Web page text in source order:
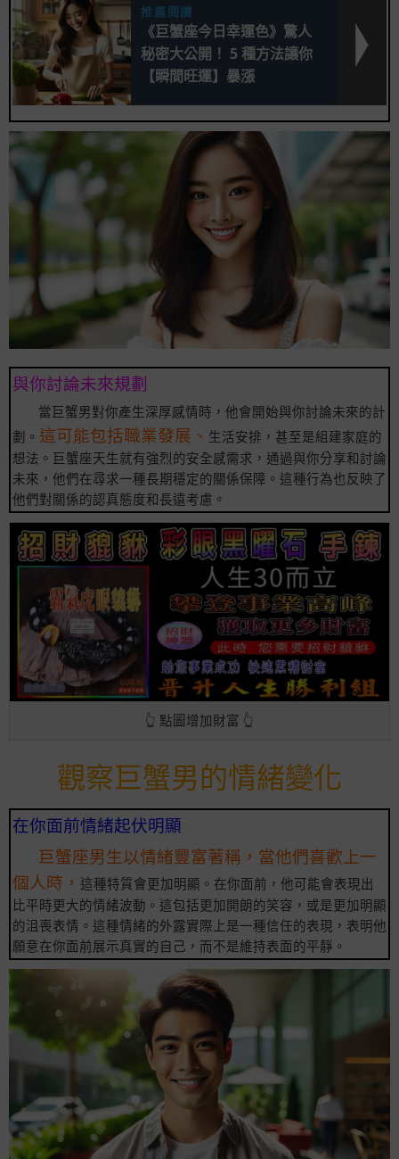
推薦閱讀
《巨蟹座今日幸運色》驚人
秘密大公開！ 5 種方法讓你
【瞬間旺運】暴漲
與你討論未來規劃
當巨蟹男對你產生深厚感情時，他會開始與你討論未來的計
劃。 這可能包括職業發展、 生活安排，甚至是組建家庭的
想法。巨蟹座天生就有強烈的安全感需求，通過與你分享和討論
未來，他們在尋求一種長期穩定的關係保障。這種行為也反映了
他們對關係的認真態度和長遠考慮。
👆 點圖增加財富 👆
觀察巨蟹男的情緒變化
在你面前情緒起伏明顯
巨蟹座男生以情緒豐富著稱，當他們喜歡上一
個人時， 這種特質會更加明顯。在你面前，他可能會表現出
比平時更大的情緒波動。這包括更加開朗的笑容，或是更加明顯
的沮喪表情。這種情緒的外露實際上是一種信任的表現，表明他
願意在你面前展示真實的自己，而不是維持表面的平靜。